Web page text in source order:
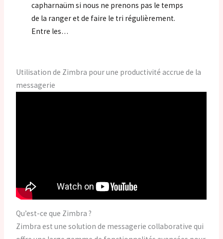
capharnaüm si nous ne prenons pas le temps
de la ranger et de faire le tri régulièrement.
Entre les…
Utilisation de Zimbra pour une productivité accrue de la
messagerie
Qu’est-ce que Zimbra ?
Zimbra est une solution de messagerie collaborative qui